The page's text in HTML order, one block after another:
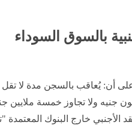
بالسوق السوداء
المركزي على أن: يُعاقب بالسجن مدة
ولا تجاوز خمسة ملايين
خارج البنوك المعتمدة